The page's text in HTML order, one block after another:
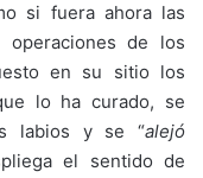
si fuera ahora las
de los
en su sitio los
lo ha curado, se
labios y se “alejó
el sentido de